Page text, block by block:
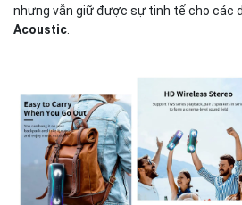
nhưng vẫn giữ được sự tinh tế cho các
Acoustic